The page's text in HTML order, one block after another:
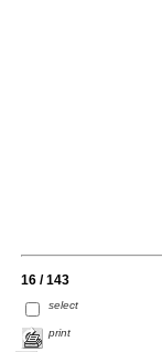
16 / 143
select
print